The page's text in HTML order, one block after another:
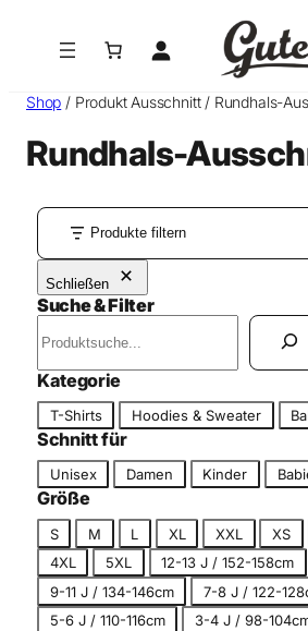
Shop / Produkt Ausschnitt / Rundhals-
Rundhals-
Produkte filtern
Schließen
Suche & Filter
u
c
h
e
n
Kategorie
a
t
e
g
r
i
e
T-Shirts Hoodies & Sweater
Schnitt für
c
h
n
t
Unisex Damen Kinder
Größe
r
ö
ß
S M L XL XXL XS
4XL
5XL
12-13 J / 152-158cm
9-11 J / 134-146cm
7-8 J / 122-
5-6 J / 110-116cm
3-4 J / 98-